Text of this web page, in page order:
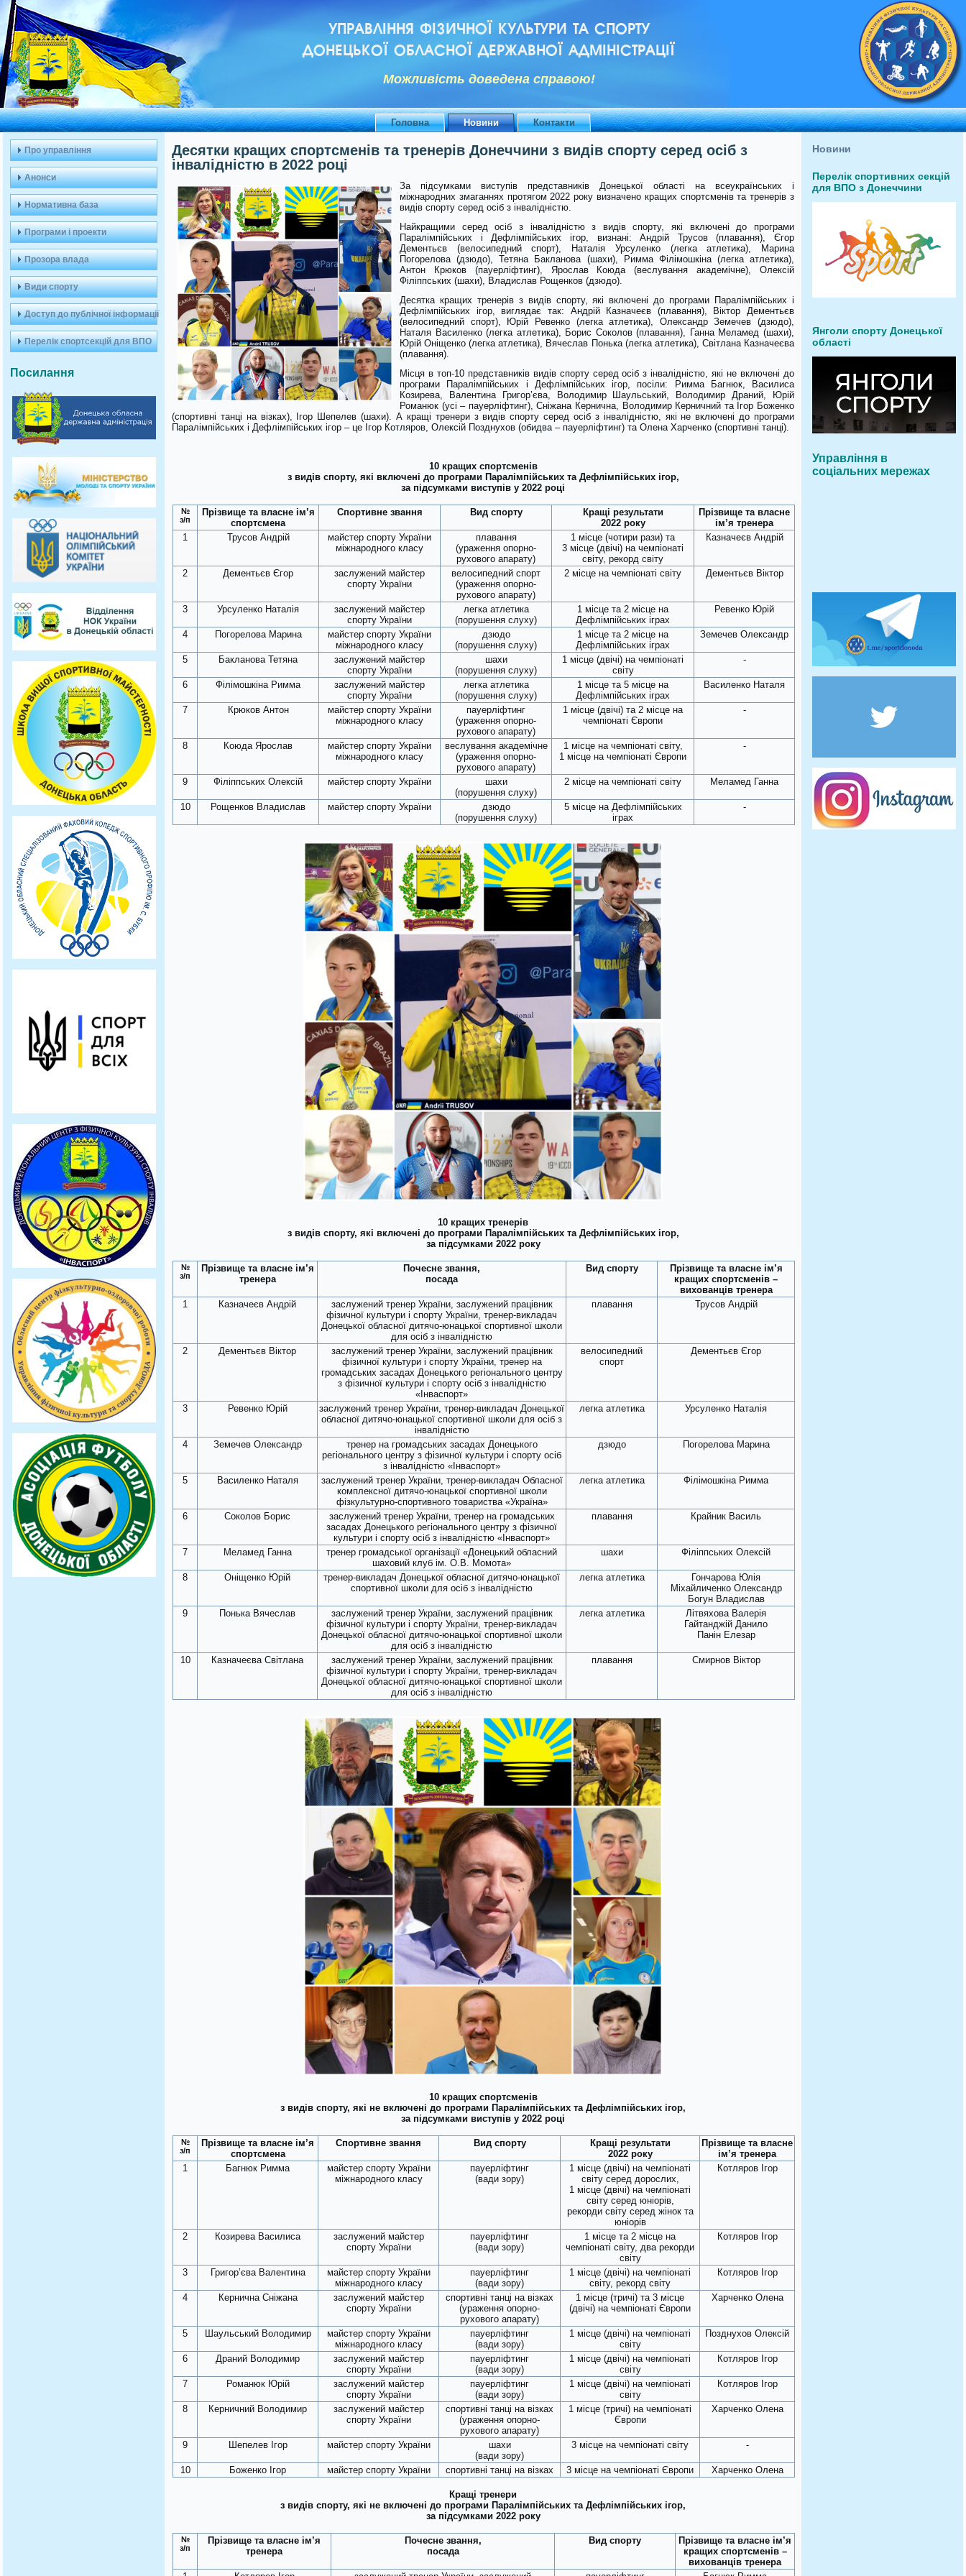
УПРАВЛІННЯ ФІЗИЧНОЇ КУЛЬТУРИ ТА СПОРТУ
ДОНЕЦЬКОЇ ОБЛАСНОЇ ДЕРЖАВНОЇ АДМІНІСТРАЦІЇ
Можливiсть доведена справою!
Головна Новини Контакти
Про управління
Анонси
Нормативна база
Програми і проекти
Прозора влада
Види спорту
Доступ до публічної інформації
Перелік спортсекцій для ВПО
Посилання
Десятки кращих спортсменів та тренерів Донеччини з видів спорту серед осіб з
інвалідністю в 2022 році
За підсумками виступів представників Донецької області на всеукраїнських і
міжнародних змаганнях протягом 2022 року визначено кращих спортсменів та тренерів з
видів спорту серед осіб з інвалідністю.
Найкращими серед осіб з інвалідністю з видів спорту, які включені до програми
Паралімпійських і Дефлімпійських ігор, визнані: Андрій Трусов (плавання), Єгор
Дементьєв (велосипедний спорт), Наталія Урсуленко (легка атлетика), Марина
Погорелова (дзюдо), Тетяна Бакланова (шахи), Римма Філімошкіна (легка атлетика),
Антон Крюков (пауерліфтинг), Ярослав Коюда (веслування академічне), Олексій
Філіппських (шахи), Владислав Рощенков (дзюдо).
Десятка кращих тренерів з видів спорту, які включені до програми Паралімпійських і
Дефлімпійських ігор, виглядає так: Андрій Казначеєв (плавання), Віктор Дементьєв
(велосипедний спорт), Юрій Ревенко (легка атлетика), Олександр Земечев (дзюдо),
Наталя Василенко (легка атлетика), Борис Соколов (плавання), Ганна Меламед (шахи),
Юрій Оніщенко (легка атлетика), Вячеслав Понька (легка атлетика), Світлана Казначеєва
(плавання).
Місця в топ-10 представників видів спорту серед осіб з інвалідністю, які не включені до
програми Паралімпійських і Дефлімпійських ігор, посіли: Римма Багнюк, Василиса
Козирева, Валентина Григор’єва, Володимир Шаульський, Володимир Драний, Юрій
Романюк (усі – пауерліфтинг), Сніжана Кернична, Володимир Керничний та Ігор Боженко
(спортивні танці на візках), Ігор Шепелев (шахи). А кращі тренери з видів спорту серед осіб з інвалідністю, які не включені до програми
Паралімпійських і Дефлімпійських ігор – це Ігор Котляров, Олексій Позднухов (обидва – пауерліфтинг) та Олена Харченко (спортивні танці).
10 кращих спортсменів
з видів спорту, які включені до програми Паралімпійських та Дефлімпійських ігор,
за підсумками виступів у 2022 році
№
з/п
Прізвище та власне ім’я
спортсмена
Спортивне звання Вид спорту
Кращі результати
2022 року
Прізвище та власне
ім’я тренера
1
Трусов Андрій
майстер спорту України
міжнародного класу
плавання
(ураження опорно-
рухового апарату)
1 місце (чотири рази) та
3 місце (двічі) на чемпіонаті
світу, рекорд світу
Казначеєв Андрій
2 Дементьєв Єгор
заслужений майстер
спорту України
велосипедний спорт
(ураження опорно-
рухового апарату)
2 місце на чемпіонаті світу Дементьєв Віктор
3 Урсуленко Наталія
заслужений майстер
спорту України
легка атлетика
(порушення слуху)
1 місце та 2 місце на
Дефлімпійських іграх
Ревенко Юрій
4 Погорелова Марина
майстер спорту України
міжнародного класу
дзюдо
(порушення слуху)
1 місце та 2 місце на
Дефлімпійських іграх
Земечев Олександр
5 Бакланова Тетяна
заслужений майстер
спорту України
шахи
(порушення слуху)
1 місце (двічі) на чемпіонаті
світу
-
6 Філімошкіна Римма
заслужений майстер
спорту України
легка атлетика
(порушення слуху)
1 місце та 5 місце на
Дефлімпійських іграх
Василенко Наталя
7 Крюков Антон
майстер спорту України
міжнародного класу
пауерліфтинг
(ураження опорно-
рухового апарату)
1 місце (двічі) та 2 місце на
чемпіонаті Європи
-
8 Коюда Ярослав
майстер спорту України
міжнародного класу
веслування академічне
(ураження опорно-
рухового апарату)
1 місце на чемпіонаті світу,
1 місце на чемпіонаті Європи
-
9 Філіппських Олексій майстер спорту України
шахи
(порушення слуху)
2 місце на чемпіонаті світу Меламед Ганна
10 Рощенков Владислав майстер спорту України
дзюдо
(порушення слуху)
5 місце на Дефлімпійських
іграх
-
10 кращих тренерів
з видів спорту, які включені до програми Паралімпійських та Дефлімпійських ігор,
за підсумками 2022 року
№
з/п
Прізвище та власне ім’я
тренера
Почесне звання,
посада
Вид спорту
Прізвище та власне ім’я
кращих спортсменів –
вихованців тренера
1
Казначеєв Андрій
заслужений тренер України, заслужений працівник
фізичної культури і спорту України, тренер-викладач
Донецької обласної дитячо-юнацької спортивної школи
для осіб з інвалідністю
плавання Трусов Андрій
2 Дементьєв Віктор
заслужений тренер України, заслужений працівник
фізичної культури і спорту України, тренер на
громадських засадах Донецького регіонального центру
з фізичної культури і спорту осіб з інвалідністю
«Інваспорт»
велосипедний
спорт
Дементьєв Єгор
3 Ревенко Юрій
заслужений тренер України, тренер-викладач Донецької
обласної дитячо-юнацької спортивної школи для осіб з
інвалідністю
легка атлетика Урсуленко Наталія
4 Земечев Олександр
тренер на громадських засадах Донецького
регіонального центру з фізичної культури і спорту осіб
з інвалідністю «Інваспорт»
дзюдо Погорелова Марина
5 Василенко Наталя
заслужений тренер України, тренер-викладач Обласної
комплексної дитячо-юнацької спортивної школи
фізкультурно-спортивного товариства «Україна»
легка атлетика Філімошкіна Римма
6 Соколов Борис
заслужений тренер України, тренер на громадських
засадах Донецького регіонального центру з фізичної
культури і спорту осіб з інвалідністю «Інваспорт»
плавання Крайник Василь
7 Меламед Ганна
тренер громадської організації «Донецький обласний
шаховий клуб ім. О.В. Момота»
шахи Філіппських Олексій
8 Оніщенко Юрій
тренер-викладач Донецької обласної дитячо-юнацької
спортивної школи для осіб з інвалідністю
легка атлетика
Гончарова Юлія
Міхайличенко Олександр
Богун Владислав
9
Понька Вячеслав
заслужений тренер України, заслужений працівник
фізичної культури і спорту України, тренер-викладач
Донецької обласної дитячо-юнацької спортивної школи
для осіб з інвалідністю
легка атлетика
Літвяхова Валерія
Гайтанджій Данило
Панін Елезар
10 Казначеєва Світлана
заслужений тренер України, заслужений працівник
фізичної культури і спорту України, тренер-викладач
Донецької обласної дитячо-юнацької спортивної школи
для осіб з інвалідністю
плавання Смирнов Віктор
10 кращих спортсменів
з видів спорту, які не включені до програми Паралімпійських та Дефлімпійських ігор,
за підсумками виступів у 2022 році
№
з/п
Прізвище та власне ім’я
спортсмена
Спортивне звання Вид спорту
Кращі результати
2022 року
Прізвище та власне
ім’я тренера
1
Багнюк Римма
майстер спорту України
міжнародного класу
пауерліфтинг
(вади зору)
1 місце (двічі) на чемпіонаті
світу серед дорослих,
1 місце (двічі) на чемпіонаті
світу серед юніорів,
рекорди світу серед жінок та
юніорів
Котляров Ігор
2 Козирева Василиса
заслужений майстер
спорту України
пауерліфтинг
(вади зору)
1 місце та 2 місце на
чемпіонаті світу, два рекорди
світу
Котляров Ігор
3 Григор’єва Валентина
майстер спорту України
міжнародного класу
пауерліфтинг
(вади зору)
1 місце (двічі) на чемпіонаті
світу, рекорд світу
Котляров Ігор
4 Кернична Сніжана
заслужений майстер
спорту України
спортивні танці на візках
(ураження опорно-
рухового апарату)
1 місце (тричі) та 3 місце
(двічі) на чемпіонаті Європи
Харченко Олена
5 Шаульський Володимир
майстер спорту України
міжнародного класу
пауерліфтинг
(вади зору)
1 місце (двічі) на чемпіонаті
світу
Позднухов Олексій
6 Драний Володимир
заслужений майстер
спорту України
пауерліфтинг
(вади зору)
1 місце (двічі) на чемпіонаті
світу
Котляров Ігор
7 Романюк Юрій
заслужений майстер
спорту України
пауерліфтинг
(вади зору)
1 місце (двічі) на чемпіонаті
світу
Котляров Ігор
8 Керничний Володимир
заслужений майстер
спорту України
спортивні танці на візках
(ураження опорно-
рухового апарату)
1 місце (тричі) на чемпіонаті
Європи
Харченко Олена
9 Шепелев Ігор майстер спорту України
шахи
(вади зору)
3 місце на чемпіонаті світу -
10 Боженко Ігор майстер спорту України спортивні танці на візках 3 місце на чемпіонаті Європи Харченко Олена
Кращі тренери
з видів спорту, які не включені до програми Паралімпійських та Дефлімпійських ігор,
за підсумками 2022 року
№
з/п
Прізвище та власне ім’я
тренера
Почесне звання,
посада
Вид спорту
Прізвище та власне ім’я
кращих спортсменів –
вихованців тренера
Новини
Перелік спортивних секцій
для ВПО з Донеччини
Янголи спорту Донецької
області
Управління в
соціальних мережах